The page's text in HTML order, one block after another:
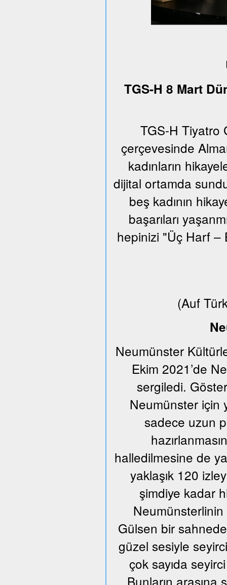
TGS-H 8 Mart
TGS-H Tiyatro
çerçevesinde
kadınların
dijital ortamda
beş kadının
başarıları
hepinizi "Üç Harf –
(Auf
Neumünster
Ekim 2021’de
sergiledi.
Neumünster için
sadece uzun
halledilmesine de
yaklaşık 120
şimdiye kadar
Gülsen bir
güzel sesiyle
çok sayıda
Bunların